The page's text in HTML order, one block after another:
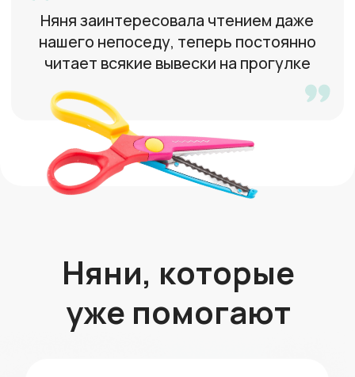
Есть опыт работы няней в семье
Алла
Есть опыт работы няней
46 лет, Москва